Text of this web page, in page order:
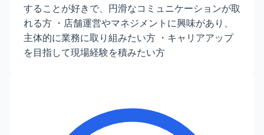
することが好きで、円滑なコミュニケーションが取
れる方 ・店舗運営やマネジメントに興味があり、
主体的に業務に取り組みたい方 ・キャリアアップ
を目指して現場経験を積みたい方